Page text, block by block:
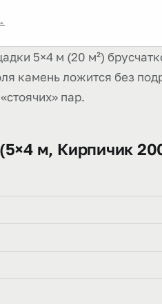
5×4 м (20 м²)
камень ложится без
пар.
м, Кирпичик